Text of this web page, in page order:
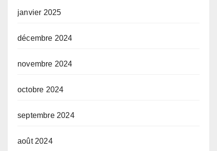
janvier 2025
décembre 2024
novembre 2024
octobre 2024
septembre 2024
août 2024